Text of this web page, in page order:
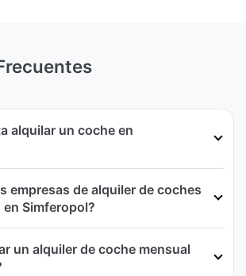
alquilar un coche en
empresas de alquiler de coches
Simferopol?
un alquiler de coche mensual